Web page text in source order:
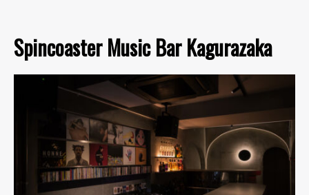
Spincoaster Music Bar Kagurazaka